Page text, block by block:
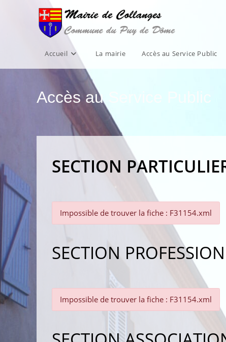
Accueil La mairie Accès au Service Public
Accès au Service Public
SECTION
Impossible de trouver la fiche : F31154.xml
SECTION
Impossible de trouver la fiche : F31154.xml